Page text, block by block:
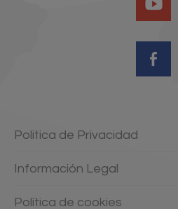
Politica de Privacidad
Información Legal
Política de cookies